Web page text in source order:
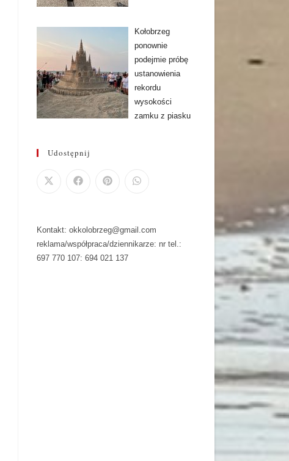
Kołobrzeg
ponownie
podejmie próbę
ustanowienia
rekordu
wysokości
zamku z piasku
Udostępnij
Kontakt: okkolobrzeg@gmail.com
reklama/współpraca/dziennikarze: nr tel.:
697 770 107: 694 021 137